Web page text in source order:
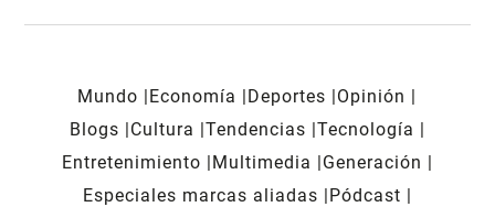
Mundo Economía Deportes
Opinión
Blogs
Cultura Tendencias Tecnología
Entretenimiento
Multimedia
Generación
Especiales marcas aliadas
Pódcast